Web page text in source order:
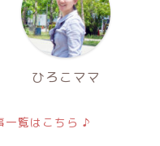
ひろこママ
一覧はこちら ♪